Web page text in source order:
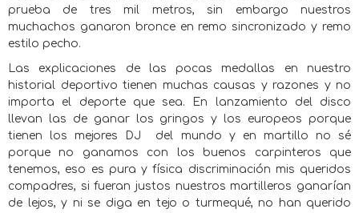
prueba de tres mil metros, sin embargo nuestros
muchachos ganaron bronce en remo sincronizado y remo
estilo pecho.
Las explicaciones de las pocas medallas en nuestro
historial deportivo tienen muchas causas y razones y no
importa el deporte que sea. En lanzamiento del disco
llevan las de ganar los gringos y los europeos porque
tienen los mejores DJ
del mundo y en martillo no sé
porque no ganamos con los buenos carpinteros que
tenemos, eso es pura y física discriminación mis queridos
compadres, si fueran justos nuestros martilleros ganarían
de lejos, y ni se diga en tejo o turmequé, no han querido